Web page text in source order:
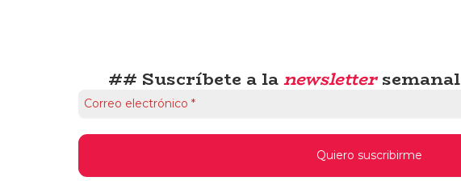
## Suscríbete a lanewslettersemanal